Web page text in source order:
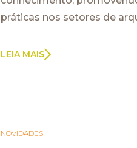
práticas nos setores de
LEIA MAIS
NOVIDADES